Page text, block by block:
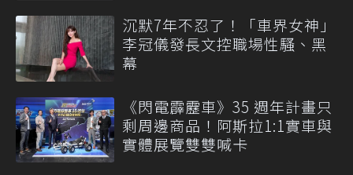
沉默7年不忍了！「車界女神」
李冠儀發長文控職場性騷、黑
幕
《閃電霹靂車》35 週年計畫只
剩周邊商品！阿斯拉1:1實車與
實體展覽雙雙喊卡